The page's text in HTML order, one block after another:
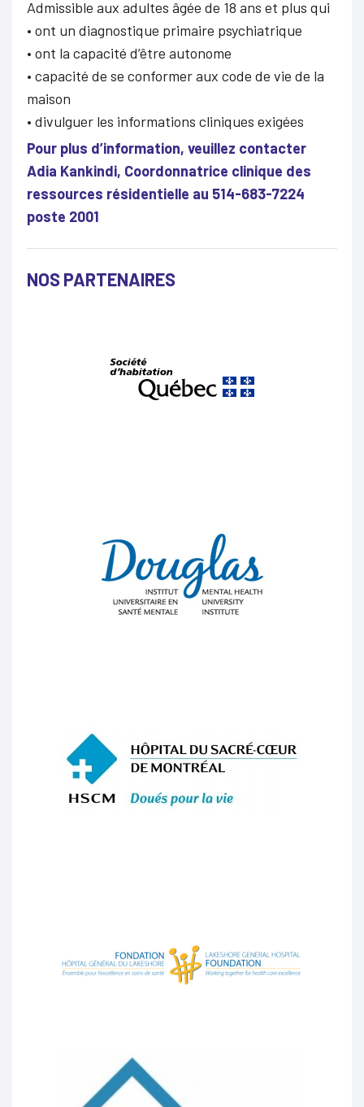
Admissible aux adultes âgée de 18 ans et plus qui
• ont un diagnostique primaire psychiatrique
• ont la capacité d’être autonome
• capacité de se conformer aux code de vie de la
maison
• divulguer les informations cliniques exigées
Pour plus d’information, veuillez contacter
Adia Kankindi, Coordonnatrice clinique des
ressources résidentielle au 514-683-7224
poste 2001
NOS PARTENAIRES